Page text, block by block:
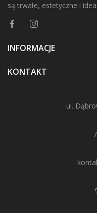
są trwałe, estetyczne i
INFORMACJE
KONTAKT
ul.